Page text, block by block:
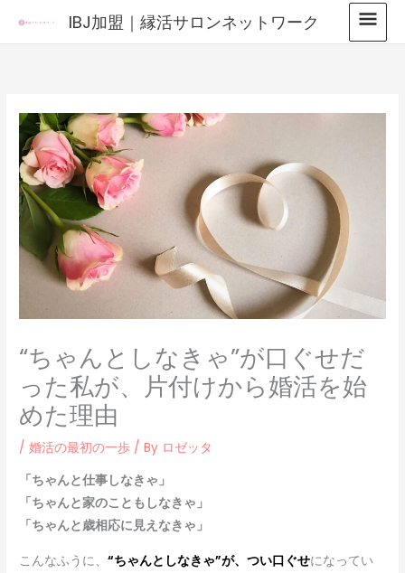
IBJ加盟｜縁活サロンネットワーク
メ
イ
メ
“ちゃんとしなきゃ”が口ぐせだ
った私が、片付けから婚活を始
めた理由
/婚活の最初の一歩 / By ロゼッタ
「ちゃんと仕事しなきゃ」
「ちゃんと家のこともしなきゃ」
「ちゃんと歳相応に見えなきゃ」
こんなふうに、“ちゃんとしなきゃ”が、つい口ぐせになってい